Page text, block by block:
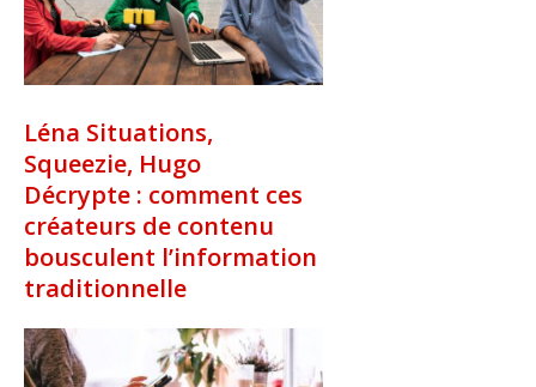
Léna Situations,
Squeezie, Hugo
Décrypte : comment ces
créateurs de contenu
bousculent l’information
traditionnelle